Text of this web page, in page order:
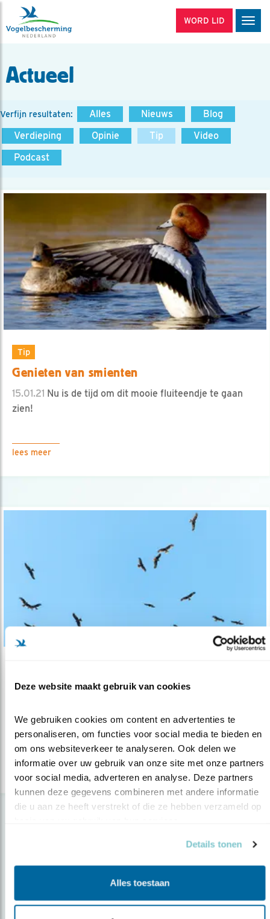
Deze website maakt gebruik van cookies
We gebruiken cookies om content en advertenties te
personaliseren, om functies voor social media te bieden en
om ons websiteverkeer te analyseren. Ook delen we
informatie over uw gebruik van onze site met onze partners
voor social media, adverteren en analyse. Deze partners
kunnen deze gegevens combineren met andere informatie
die u aan ze heeft verstrekt of die ze hebben verzameld op
Details tonen
Alles toestaan
WORD LID
Actueel
Verfijn resultaten: Alles Nieuws
Blog
Verdieping
Opinie Tip
Video
Podcast
Tip
Genieten van smienten
15.01.21 Nu is de tijd om dit mooie fluiteendje te gaan
zien!
lees meer
Mee op reis naar Georgië
van de roofvogeltrek in Batumi.
lees meer
Op de hoogte blijven?